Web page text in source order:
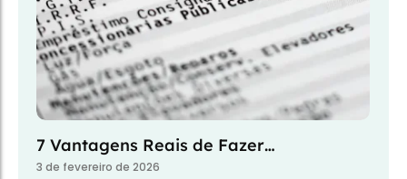
7 Vantagens Reais de Fazer…
3 de fevereiro de 2026